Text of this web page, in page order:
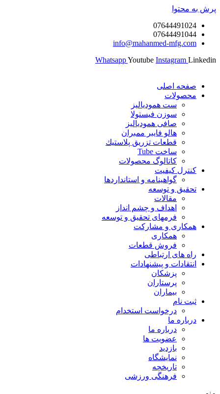
info@mahanmed-
Whatsapp Youtube Instagram
اصلی
ست همودیالیز
سوزن فیستولا
صافی همودیالیز
هالو فایبر ممبران
قطعات تزريق پلاستيك
ساخت Tube
کاتالوگ محصولات
کیفیت
گواهينامه و استانداردها
و توسعه
مقالات
اهداف و چشم انداز
فرمهای تحقیق و توسعه
و مشارکت
همکاری
فروش قطعات
های ارتباطی
و پيشنهادات
پزشكان
پرستاران
بيماران
نام
درخواست استخدام
ما
درباره ما
عضویت ها
نمایشگاه
تاريخچه
فرهنگی ورزشی